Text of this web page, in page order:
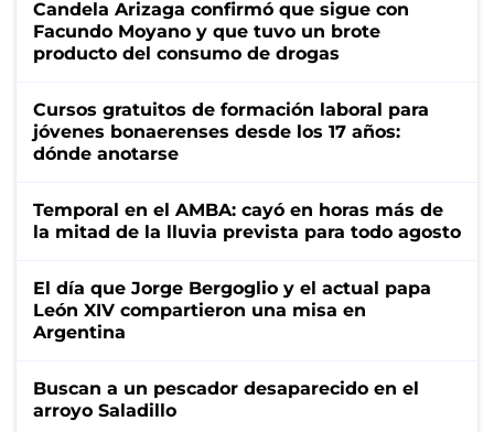
Candela Arizaga confirmó que sigue con
Facundo Moyano y que tuvo un brote
producto del consumo de drogas
Cursos gratuitos de formación laboral para
jóvenes bonaerenses desde los 17 años:
dónde anotarse
Temporal en el AMBA: cayó en horas más de
la mitad de la lluvia prevista para todo agosto
El día que Jorge Bergoglio y el actual papa
León XIV compartieron una misa en
Argentina
Buscan a un pescador desaparecido en el
arroyo Saladillo